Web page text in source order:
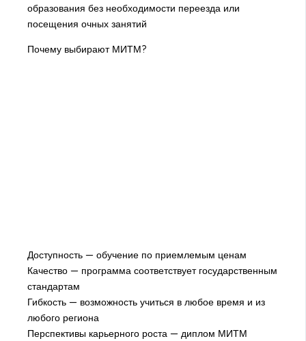
образования без необходимости переезда или
посещения очных занятий
Почему выбирают МИТМ?
Доступность — обучение по приемлемым ценам
Качество — программа соответствует государственным
стандартам
Гибкость — возможность учиться в любое время и из
любого региона
Перспективы карьерного роста — диплом МИТМ